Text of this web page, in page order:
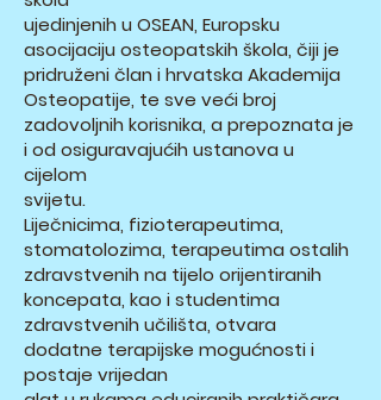
ujedinjenih u OSEAN, Europsku
asocijaciju osteopatskih škola, čiji je
pridruženi član i hrvatska Akademija
Osteopatije, te sve veći broj
zadovoljnih korisnika, a prepoznata je
i od osiguravajućih ustanova u
cijelom
svijetu.
Liječnicima, fizioterapeutima,
stomatolozima, terapeutima ostalih
zdravstvenih na tijelo orijentiranih
koncepata, kao i studentima
zdravstvenih učilišta, otvara
dodatne terapijske mogućnosti i
postaje vrijedan